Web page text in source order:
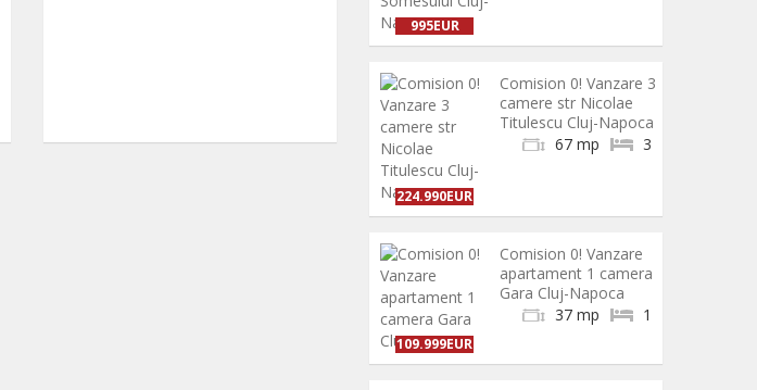
995EUR
224.990EUR
Comision 0! Vanzare 3
camere str Nicolae
Titulescu Cluj-Napoca
3
67 mp
109.999EUR
Comision 0! Vanzare
apartament 1 camera
Gara Cluj-Napoca
1
37 mp